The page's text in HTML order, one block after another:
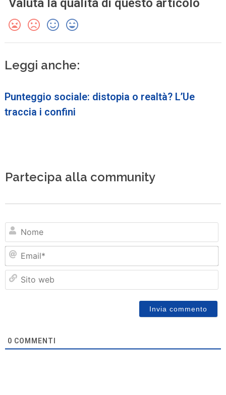
Valuta la qualità di questo articolo
Leggi anche:
Punteggio sociale: distopia o realtà? L’Ue
traccia i confini
Partecipa alla community
0 COMMENTI